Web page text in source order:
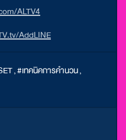
ALTV4
AddLINE
,#เทคนิคการคำนวน,